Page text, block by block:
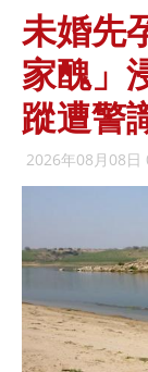
未婚先
家醜」
蹤遭警
2026年08月08日